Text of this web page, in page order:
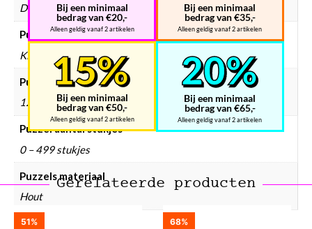
Dieren, Fantasie
Puzzels doelgroep
Kinderen, Volwassenen
Puzzels leeftijd
12 Jaar en ouder, 6 – 9 Jaar, 9 – 12 Jaar
Puzzel aantal stukjes
0 – 499 stukjes
Puzzels materiaal
Hout
Bij een minimaal
bedrag van €20,-
Alleen geldig vanaf 2 artikelen
Bij een minimaal
bedrag van €35,-
Alleen geldig vanaf 2 artikelen
Bij een minimaal
bedrag van €50,-
Alleen geldig vanaf 2 artikelen
Bij een minimaal
bedrag van €65,-
Alleen geldig vanaf 2 artikelen
Gerelateerde producten
51% 68%